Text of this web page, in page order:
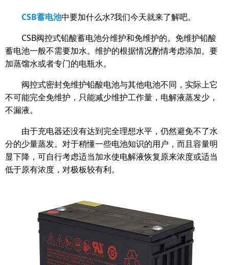
CSB蓄电池中要加什么水?我们今天就来了解吧。
CSB阀控式铅酸蓄电池分维护和免维护的。免维护铅酸
蓄电池一般不需要加水。维护的根据情况酌情考虑添加。要
加蒸馏水或者专门的电瓶水。
阀控式密封免维护铅酸电池与其他电池不同，实际上它
不可能完全免维护，只能减少维护工作量，电解液蒸发少，
不漏液。
由于充电器还没有达到完全理想水平，仍然避免不了水
分的少量蒸发。对于稍懂一些电池知识的用户，而且容量明
显下降，可自行考虑适当加水使电解液恢复原来浓度或适当
低于原有浓度，对极板较有利。